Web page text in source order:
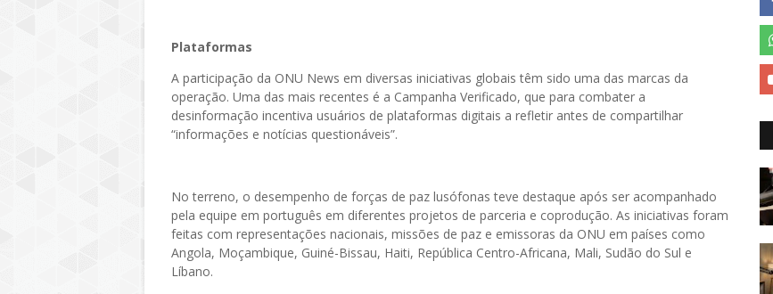
Plataformas
A participação da ONU News em diversas iniciativas globais têm sido uma das marcas da
operação. Uma das mais recentes é a Campanha Verificado, que para combater a
desinformação incentiva usuários de plataformas digitais a refletir antes de compartilhar
“informações e notícias questionáveis”.
No terreno, o desempenho de forças de paz lusófonas teve destaque após ser acompanhado
pela equipe em português em diferentes projetos de parceria e coprodução. As iniciativas foram
feitas com representações nacionais, missões de paz e emissoras da ONU em países como
Angola, Moçambique, Guiné-Bissau, Haiti, República Centro-Africana, Mali, Sudão do Sul e
Líbano.